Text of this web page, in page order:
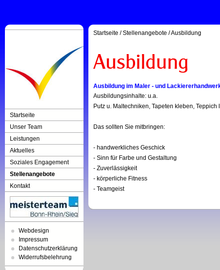
Startseite
Unser Team
Leistungen
Aktuelles
Soziales Engagement
Stellenangebote
Kontakt
Webdesign
Impressum
Datenschutzerklärung
Widerrufsbelehrung
Startseite /Stellenangebote /Ausbildung
Ausbildung im Maler - und
Ausbildungsinhalte: u.a.
Putz u. Maltechniken, Tapeten kleben,
Das sollten Sie mitbringen:
- handwerkliches Geschick
- Sinn für Farbe und Gestaltung
- Zuverlässigkeit
- körperliche Fitness
- Teamgeist